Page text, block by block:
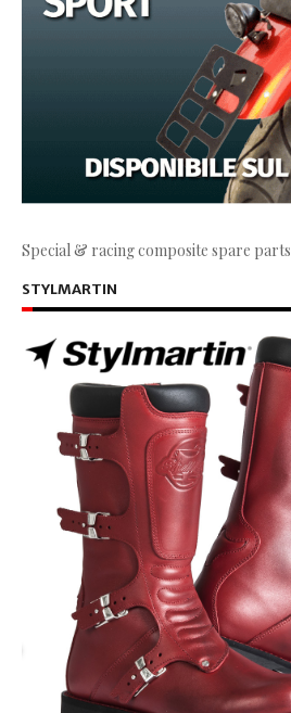
Special & racing composite spare parts
STYLMARTIN